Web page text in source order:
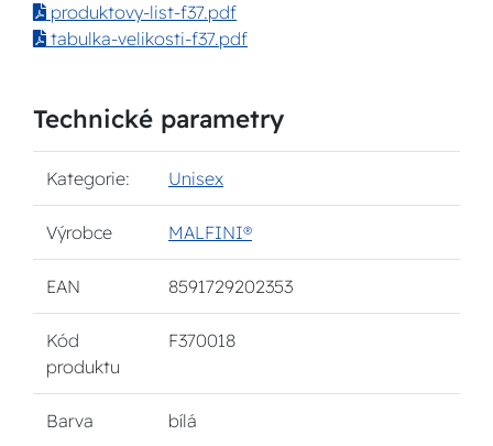
produktovy-list-f37.pdf
tabulka-velikosti-f37.pdf
Technické parametry
Kategorie: Unisex
Výrobce MALFINI®
EAN 8591729202353
Kód
produktu
F370018
Barva bílá